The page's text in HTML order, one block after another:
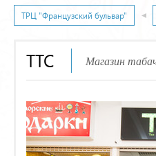
ТРЦ "Французский бульвар"
TTC Магазин